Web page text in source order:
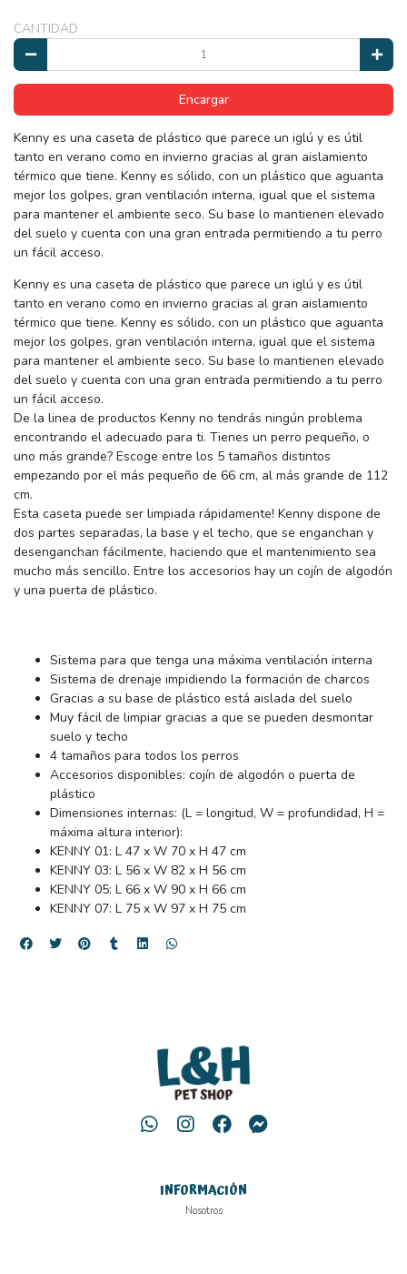
CANTIDAD
Encargar
Kenny es una caseta de plástico que parece un iglú y es útil
tanto en verano como en invierno gracias al gran aislamiento
térmico que tiene. Kenny es sólido, con un plástico que aguanta
mejor los golpes, gran ventilación interna, igual que el sistema
para mantener el ambiente seco. Su base lo mantienen elevado
del suelo y cuenta con una gran entrada permitiendo a tu perro
un fácil acceso.
Kenny es una caseta de plástico que parece un iglú y es útil
tanto en verano como en invierno gracias al gran aislamiento
térmico que tiene. Kenny es sólido, con un plástico que aguanta
mejor los golpes, gran ventilación interna, igual que el sistema
para mantener el ambiente seco. Su base lo mantienen elevado
del suelo y cuenta con una gran entrada permitiendo a tu perro
un fácil acceso.
De la linea de productos Kenny no tendrás ningún problema
encontrando el adecuado para ti. Tienes un perro pequeño, o
uno más grande? Escoge entre los 5 tamaños distintos
empezando por el más pequeño de 66 cm, al más grande de 112
cm.
Esta caseta puede ser limpiada rápidamente! Kenny dispone de
dos partes separadas, la base y el techo, que se enganchan y
desenganchan fácilmente, haciendo que el mantenimiento sea
mucho más sencillo. Entre los accesorios hay un cojín de algodón
y una puerta de plástico.
Sistema para que tenga una máxima ventilación interna
Sistema de drenaje impidiendo la formación de charcos
Gracias a su base de plástico está aislada del suelo
Muy fácil de limpiar gracias a que se pueden desmontar
suelo y techo
4 tamaños para todos los perros
Accesorios disponibles: cojín de algodón o puerta de
plástico
Dimensiones internas: (L = longitud, W = profundidad, H =
máxima altura interior):
KENNY 01: L 47 x W 70 x H 47 cm
KENNY 03: L 56 x W 82 x H 56 cm
KENNY 05: L 66 x W 90 x H 66 cm
KENNY 07: L 75 x W 97 x H 75 cm
INFORMACIÓN
Nosotros